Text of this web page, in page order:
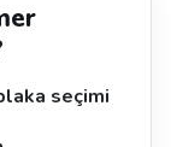
seçimi